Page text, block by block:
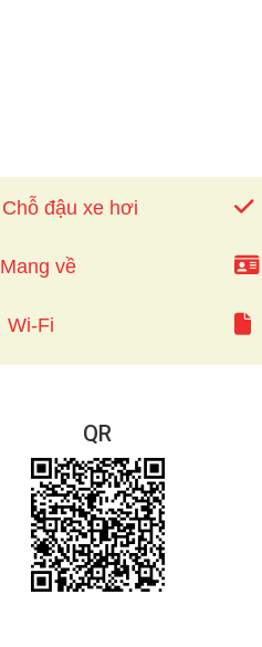
Chỗ đậu xe hơi
Mang về
Wi-Fi
QR